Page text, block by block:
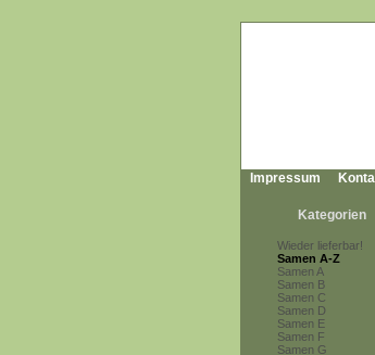
Impressum
Kategorien
Wieder lieferbar!
Samen A-Z
Samen A
Samen B
Samen C
Samen D
Samen E
Samen F
Samen G